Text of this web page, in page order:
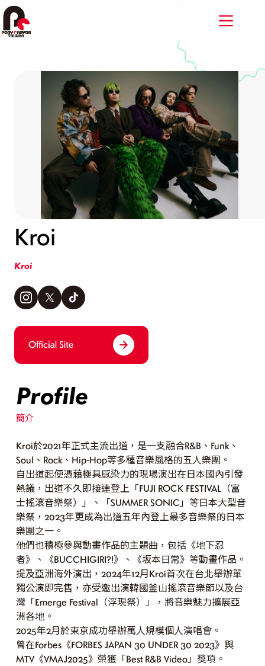
跳
至
主
Kroi
Kroi
Profile
簡介
Kroi於2021年正式主流出道，是一支融合R&B、Funk、
Soul、Rock、Hip-Hop等多種音樂風格的五人樂團。
自出道起便憑藉極具感染力的現場演出在日本國內引發
熱議，出道不久即接連登上「FUJI ROCK FESTIVAL（富
士搖滾音樂祭）」、「SUMMER SONIC」等日本大型音
樂祭，2023年更成為出道五年內登上最多音樂祭的日本
樂團之一。
他們也積極參與動畫作品的主題曲，包括《地下忍
者》、《BUCCHIGIRI?!》、《坂本日常》等動畫作品。
提及亞洲海外演出，2024年12月Kroi首次在台北舉辦單
獨公演即完售，亦受邀出演韓國釜山搖滾音樂節以及台
灣「Emerge Festival（浮現祭）」，將音樂魅力擴展亞
洲各地。
2025年2月於東京成功舉辦萬人規模個人演唱會。
曾在Forbes《FORBES JAPAN 30 UNDER 30 2023》與
MTV《VMAJ2025》榮獲「Best R&B Video」獎項。